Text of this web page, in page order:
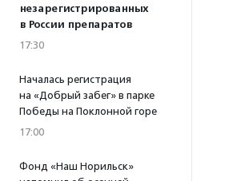
незарегистрированных
в России препаратов
17:30
Началась регистрация
на «Добрый забег» в парке
Победы на Поклонной горе
17:00
Фонд «Наш Норильск»